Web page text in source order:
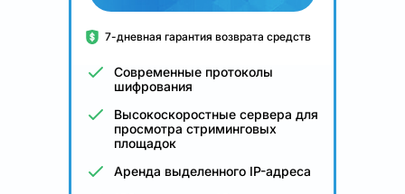
7-дневная гарантия возврата средств
Современные протоколы
шифрования
Высокоскоростные сервера для
просмотра стриминговых
площадок
Аренда выделенного IP-адреса